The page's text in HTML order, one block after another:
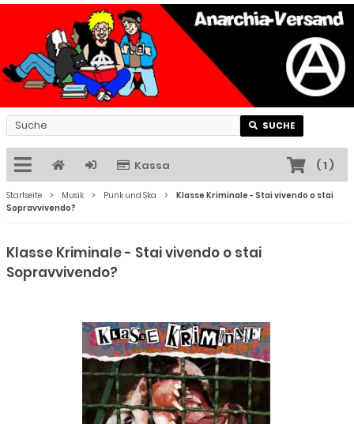
SUCHE
Kassa (1)
Startseite Musik Punk und Ska
Klasse Kriminale - Stai vivendo o stai
Sopravvivendo?
Klasse Kriminale - Stai vivendo o stai
Sopravvivendo?